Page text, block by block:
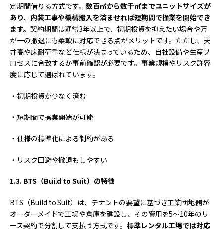
定期間借りる方式です。 数百㎡から数千㎡までユニットサイズが
あり、内装工事や機械搬入を済ませれば短期間で操業を開始でき
ます。 契約期間は通常3年以上で、初期投資を抑えたい場合や万
が一の撤退にも柔軟に対応できる点がメリットです。ただし、天
井高や床耐荷重など仕様が決まっているため、自社設備や生産プ
ロセスに合致するか事前確認が必要です。事業規模やリスク許容
度に応じて選ばれています。
・初期投資が少なく済む
・短期間で操業開始が可能
・仕様の標準化による制約がある
・リスク回避や撤退もしやすい
1.3. BTS （Build to Suit）の特徴
BTS（Build to Suit）は、テナントの要望に基づき工業団地側が
オーダーメイドで工場や倉庫を建設し、その費用を5～10年のリ
ース契約で分割して支払う方式です。 標準レンタル工場では対応